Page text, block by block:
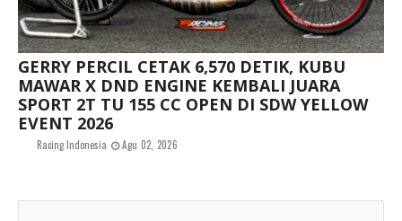
GERRY PERCIL CETAK 6,570 DETIK, KUBU
MAWAR X DND ENGINE KEMBALI JUARA
SPORT 2T TU 155 CC OPEN DI SDW YELLOW
EVENT 2026
Racing Indonesia Agu 02, 2026